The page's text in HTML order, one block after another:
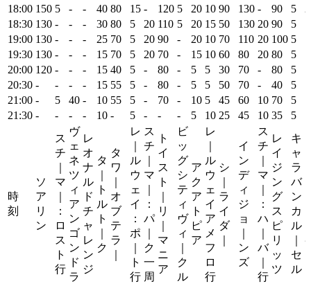
18:00 150 5 - - 40 80 15 - 120 5 20 10 90 130 - 90 5
18:30 130 - - - 30 80 5 20 110 5 20 15 50 130 20 90 5
19:00 130 - - - 25 70 5 20 90 - 20 10 70 110 20 100 5
19:30 130 - - - 15 70 5 20 70 - 15 10 60 80 20 80 5
20:00 120 - - - 15 40 5 - 80 - 5 5 30 70 - 80 5
20:30 - - - - 15 55 5 - 80 - 5 5 50 70 - 40 5
21:00 - 5 40 - 10 55 5 - 70 - 10 5 45 60 10 70 5
21:30 - - - - 10 - 5 - - - 5 10 25 45 10 35 5
時
刻
ソ
ア
リ
ン
ス
チ
マ
：
ロ
ス
ト
行
ヴ
ェ
ネ
ツ
ィ
ア
ン
ゴ
ン
ド
ラ
レ
オ
ナ
ル
ド
チ
ャ
レ
ン
ジ
タ
ト
ル
ト
ク
タ
ワ
オ
ブ
テ
ラ
レ
ル
ウ
ェ
イ
：
ポ
ト
行
ス
チ
マ
：
パ
ク
一
周
ト
イ
ス
ト
リ
マ
ニ
ア
ビ
ッ
グ
シ
テ
ィ
ヴ
ィ
ク
ル
ア
ク
ア
ト
ピ
ア
レ
ル
ウ
ェ
イ
ア
メ
フ
ロ
行
シ
ラ
イ
ダ
イ
ン
デ
ィ
ジ
ョ
ン
ズ
ス
チ
マ
：
ハ
バ
行
レ
イ
ジ
ン
グ
ス
ピ
リ
ッ
ツ
キ
ャ
ラ
バ
ン
カ
ル
セ
ル